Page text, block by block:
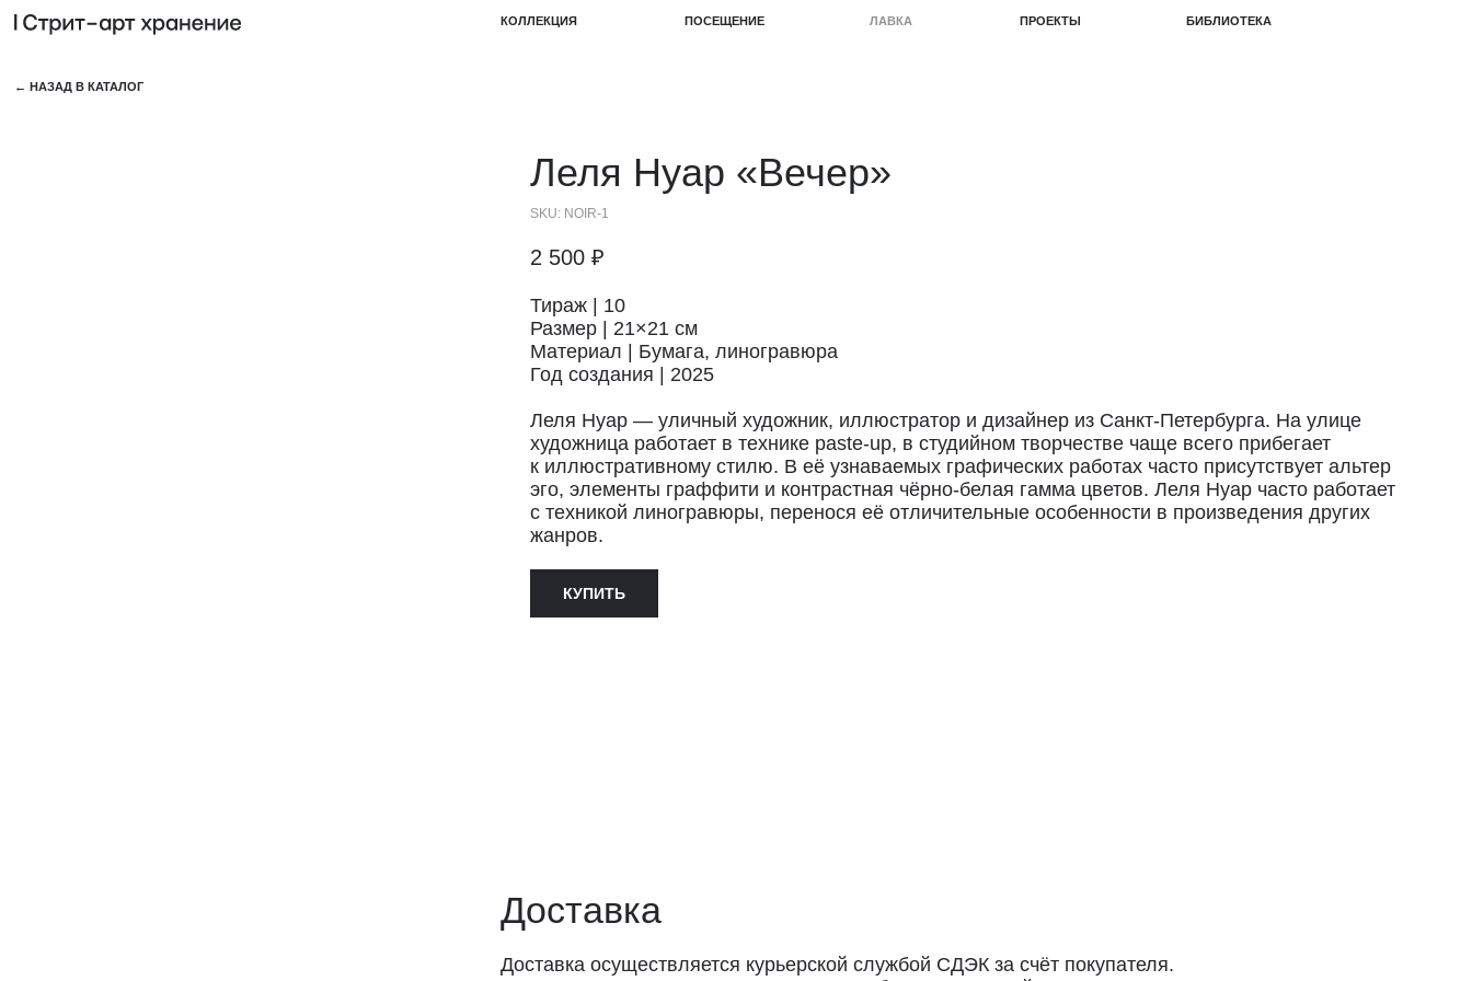
КОЛЛЕКЦИЯ ПРОЕКТЫ БИБЛИОТЕКА
Леля Нуар «Вечер»
SKU: NOIR-1
2 500 ₽
Тираж | 10
Размер | 21×21 см
Материал | Бумага, линогравюра
Год создания | 2025
Леля Нуар — уличный художник, иллюстратор и дизайнер из Санкт-Петербурга. На улице
художница работает в технике paste-up, в студийном творчестве чаще всего прибегает
к иллюстративному стилю. В её узнаваемых графических работах часто присутствует альтер
эго, элементы граффити и контрастная чёрно-белая гамма цветов. Леля Нуар часто работает
с техникой линогравюры, перенося её отличительные особенности в произведения других
жанров.
КУПИТЬ
Самовывоз из магазина в Санкт-Петербурге возможен
по предварительной договорённости